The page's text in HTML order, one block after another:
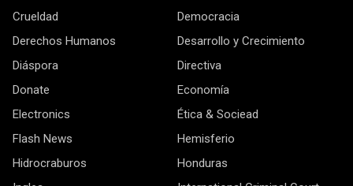
Crueldad
Democracia
Derechos Humanos
Desarrollo y Crecimiento
Diáspora
Directiva
Donate
Economía
Electronics
Ética & Sociead
Flash News
Hemisferio
Hidrocraburos
Honduras